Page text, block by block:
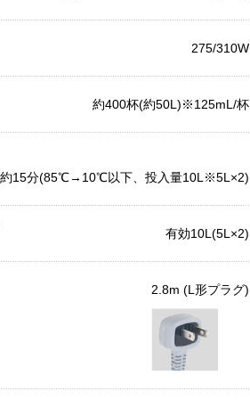
275/310W
約400杯(約50L)※125mL/杯
約15分(85℃→10℃以下、投入量10L※5L×2)
有効10L(5L×2)
2.8m (L形プラグ)